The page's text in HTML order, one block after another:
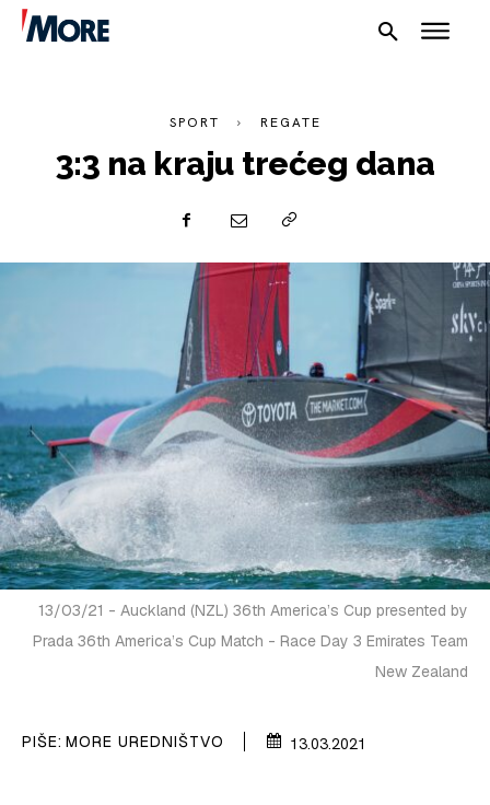
PLOVIDBA
SPIZA
VELIKE PRIČE
PRETPLATA
SPORT REGATE
3:3 na kraju trećeg dana
13/03/21 - Auckland (NZL) 36th America’s Cup presented by
Prada 36th America’s Cup Match - Race Day 3 Emirates Team
New Zealand
PIŠE: MORE UREDNIŠTVO 13.03.2021